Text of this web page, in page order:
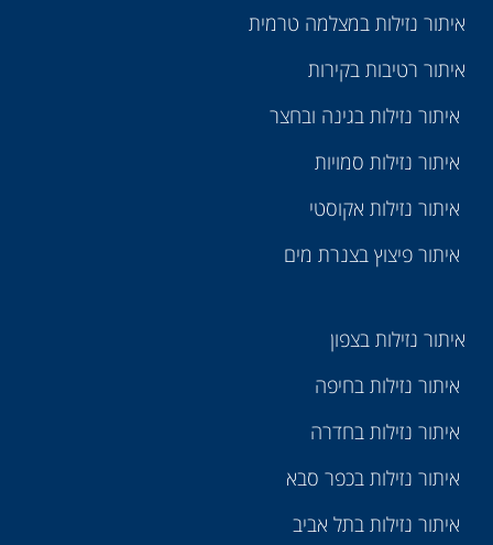
איתור נזילות בצפון
איתור נזילות בחיפה
איתור נזילות בחדרה
איתור נזילות בכפר סבא
איתור נזילות בתל אביב
איתור נזילות במצלמה טרמית
איתור רטיבות בקירות
איתור נזילות בגינה ובחצר
איתור נזילות סמויות
איתור נזילות אקוסטי
איתור פיצוץ בצנרת מים